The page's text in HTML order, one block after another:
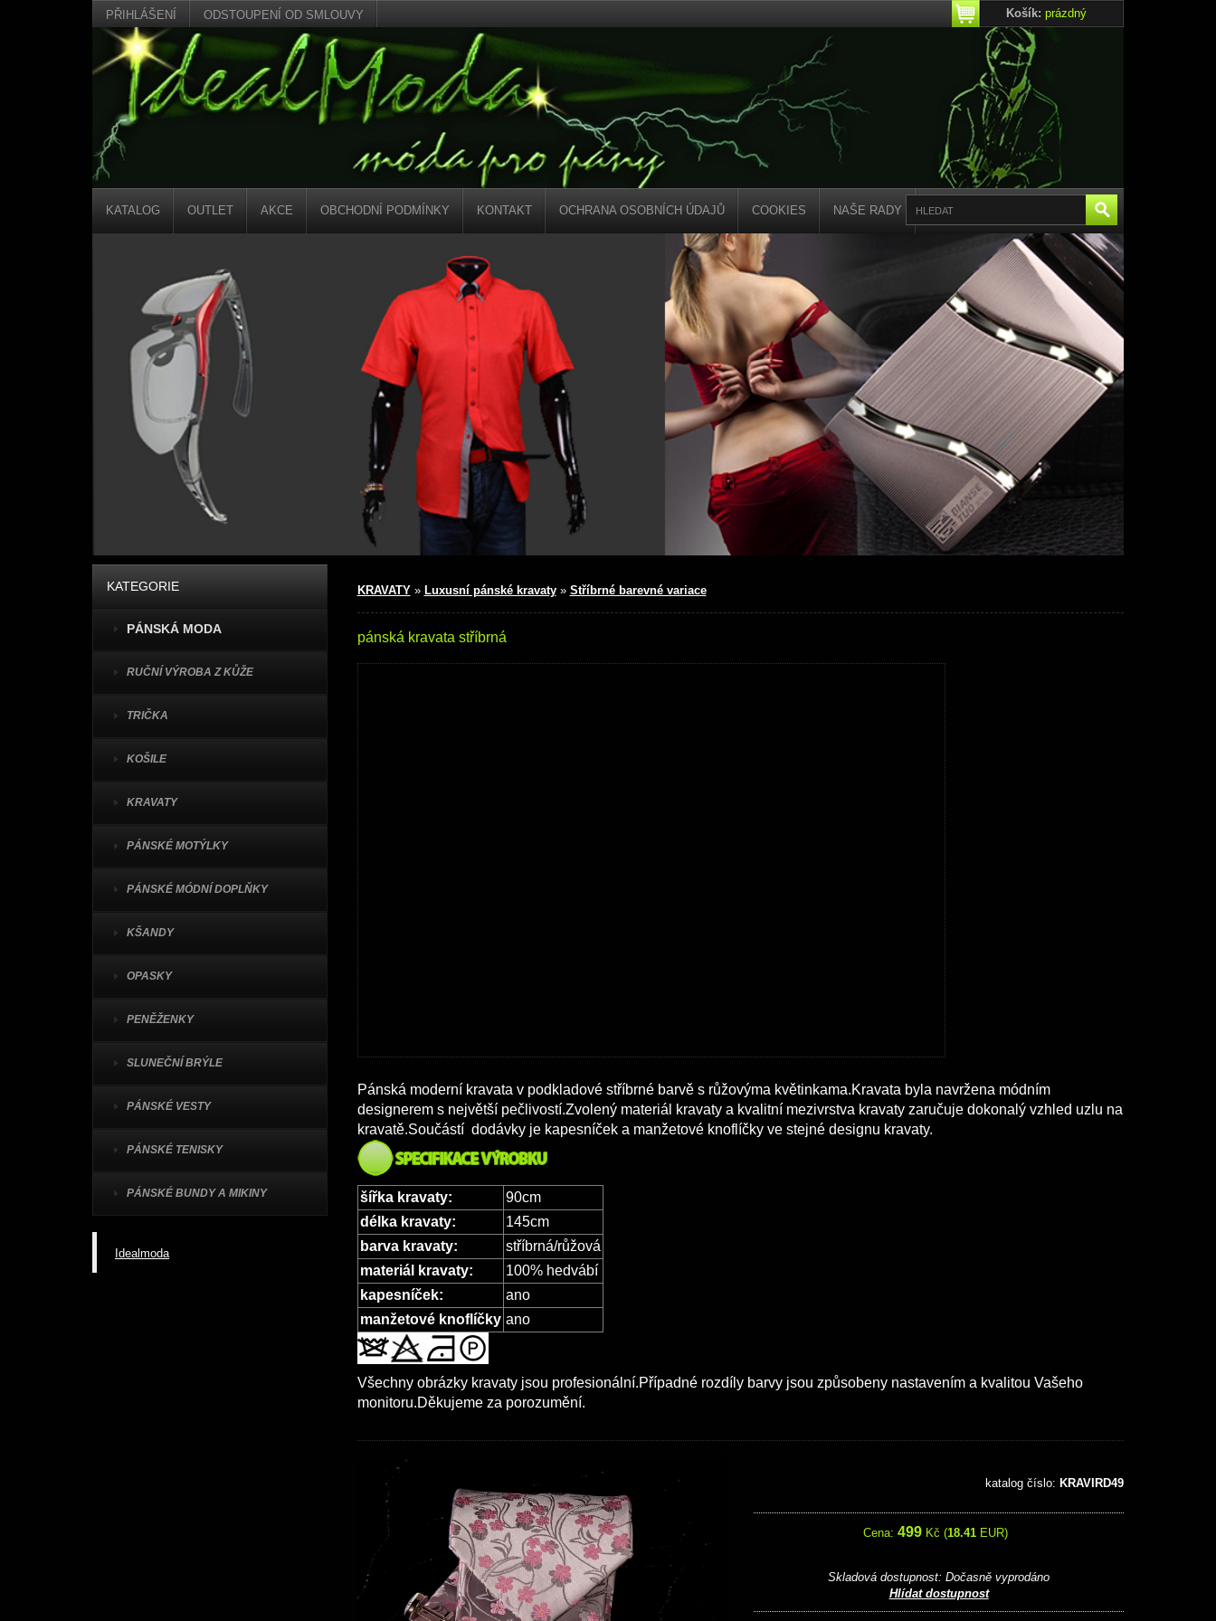
PŘIHLÁŠENÍ ODSTOUPENÍ OD SMLOUVY Košík: prázdný
KATALOG OUTLET AKCE OBCHODNÍ PODMÍNKY KONTAKT OCHRANA OSOBNÍCH ÚDAJŮ COOKIES NAŠE RADY
KATEGORIE
PÁNSKÁ MODA
RUČNÍ VÝROBA Z KŮŽE
TRIČKA
KOŠILE
KRAVATY
PÁNSKÉ MOTÝLKY
PÁNSKÉ MÓDNÍ DOPLŇKY
KŠANDY
OPASKY
PENĚŽENKY
SLUNEČNÍ BRÝLE
PÁNSKÉ VESTY
PÁNSKÉ TENISKY
PÁNSKÉ BUNDY A MIKINY
Idealmoda
KRAVATY» Luxusní pánské kravaty» Stříbrné barevné variace
pánská kravata stříbrná
Pánská moderní kravata v podkladové stříbrné barvě s růžovýma květinkama.Kravata byla navržena módním
designerem s největší pečlivostí.Zvolený materiál kravaty a kvalitní mezivrstva kravaty zaručuje dokonalý vzhled uzlu na
kravatě.Součástí dodávky je kapesníček a manžetové knoflíčky ve stejné designu kravaty.
šířka kravaty:
90cm
délka kravaty:
145cm
barva kravaty:
stříbrná/růžová
materiál kravaty:
100% hedvábí
kapesníček:
ano
manžetové knoflíčky ano
Všechny obrázky kravaty jsou profesionální.Případné rozdíly barvy jsou způsobeny nastavením a kvalitou Vašeho
monitoru.Děkujeme za porozumění.
katalog číslo: KRAVIRD49
Cena: 499 Kč (18.41EUR)
Skladová dostupnost:Dočasně vyprodáno
Hlídat dostupnost